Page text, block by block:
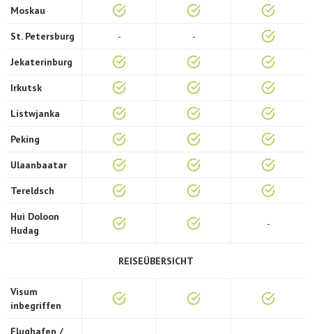
Moskau
St. Petersburg - -
Jekaterinburg
Irkutsk
Listwjanka
Peking
Ulaanbaatar
Tereldsch
Hui Doloon
Hudag
-
REISEÜBERSICHT
Visum
inbegriffen
Flughafen /